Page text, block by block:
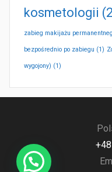
kosmetologii
zabieg makijażu
bezpośrednio po zabiegu (1)
wygojony) (1)